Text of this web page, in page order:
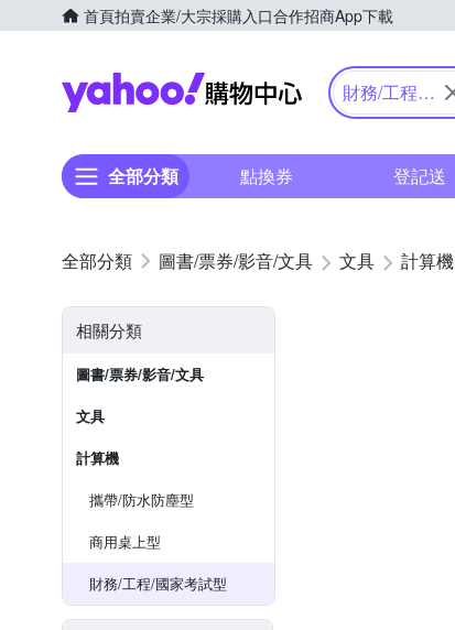
首頁拍賣企業/大宗採購入口合作招商App下載
Yahoo購物中心
財務/工程/
全部分類 點換券 登記送
圖書/票券/影音/文具 文具 計算機
相關分類
圖書/票券/影音/文具
文具
計算機
攜帶/防水防塵型
商用桌上型
財務/工程/國家考試型